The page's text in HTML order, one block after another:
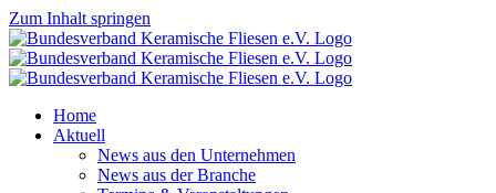
Zum Inhalt springen
Home
Aktuell
News aus den Unternehmen
News aus der Branche